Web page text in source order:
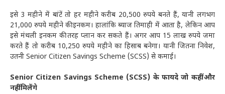
इसे 3 महीने में बांटें तो हर महीने करीब 20,500 रुपये बनते हैं, यानी लगभग
21,000 रुपये महीने की इनकम। हालांकि ब्याज तिमाही में आता है, लेकिन आप
इसे मंथली इनकम की तरह प्लान कर सकते हैं। अगर आप 15 लाख रुपये जमा
करते हैं तो करीब 10,250 रुपये महीने का हिसाब बनेगा। यानी जितना निवेश,
उतनी Senior Citizen Savings Scheme (SCSS) से कमाई।
Senior Citizen Savings Scheme (SCSS) के फायदे जो कहीं और
नहीं मिलेंगे